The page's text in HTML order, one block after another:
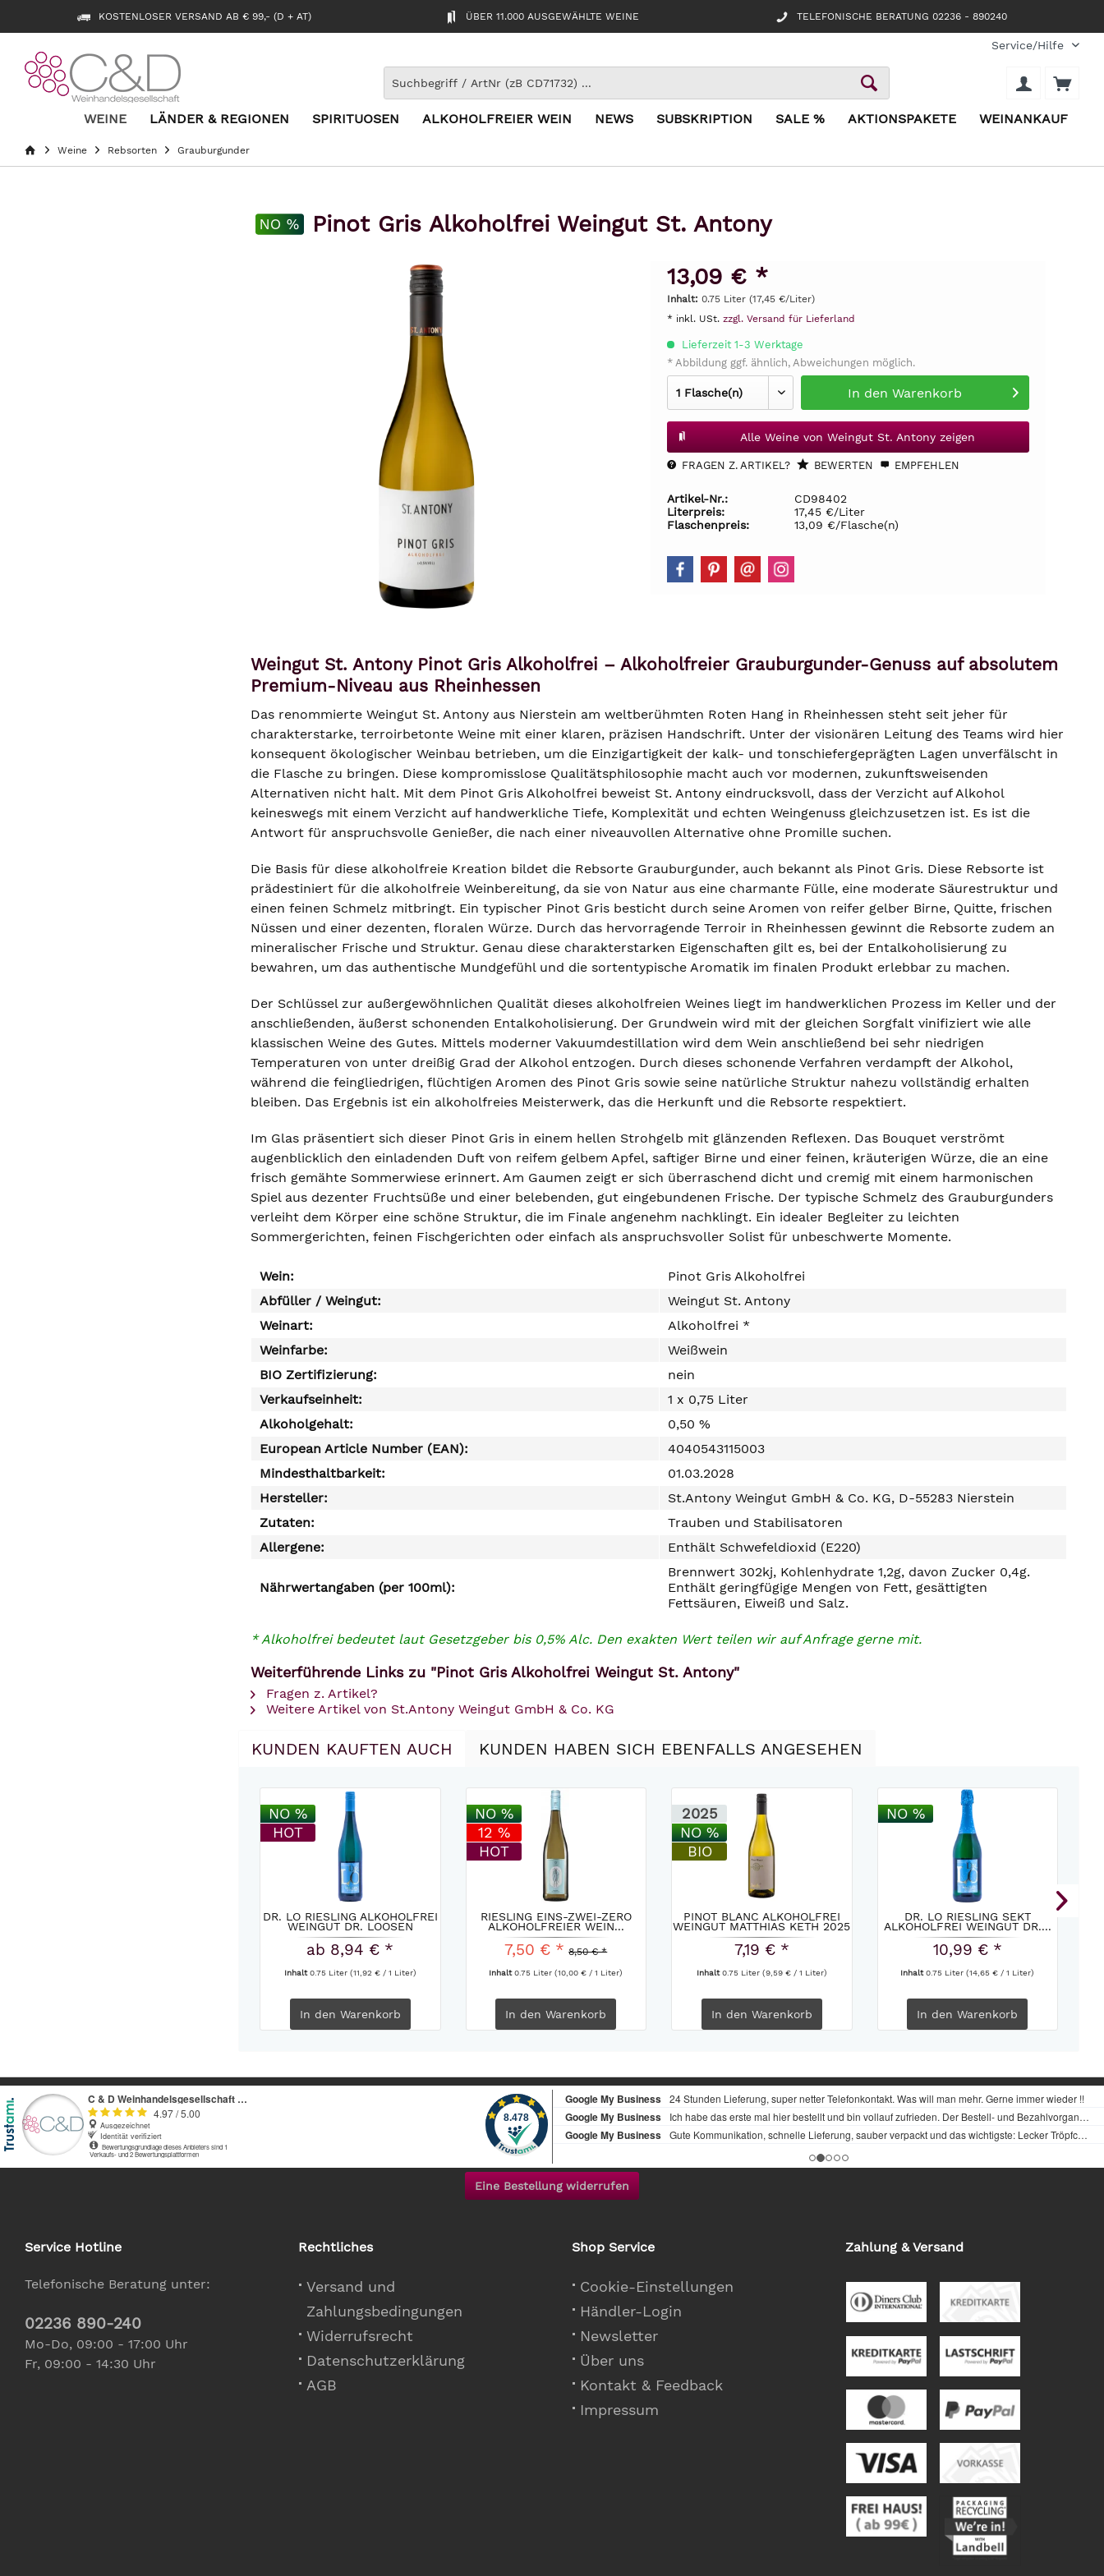
KOSTENLOSER VERSAND AB € 99,- (D + AT) ÜBER 11.000 AUSGEWÄHLTE WEINE TELEFONISCHE BERATUNG 02236 - 890240
Service/Hilfe
WEINE LÄNDER & REGIONEN SPIRITUOSEN ALKOHOLFREIER WEIN NEWS SUBSKRIPTION SALE % AKTIONSPAKETE WEINANKAUF
Weine Rebsorten Grauburgunder
Pinot Gris Alkoholfrei Weingut St. Antony
13,09 € *
Inhalt: 0.75 Liter (17,45 €/Liter)
* inkl. USt. zzgl. Versand für Lieferland
Lieferzeit 1-3 Werktage
* Abbildung ggf. ähnlich, Abweichungen möglich.
In den Warenkorb
Alle Weine von Weingut St. Antony zeigen
FRAGEN Z. ARTIKEL? BEWERTEN EMPFEHLEN
Artikel-Nr.:
CD98402
Literpreis:
17,45 €/Liter
Flaschenpreis:
13,09 €/Flasche(n)
Weingut St. Antony Pinot Gris Alkoholfrei – Alkoholfreier Grauburgunder-Genuss auf absolutem
Premium-Niveau aus Rheinhessen
Das renommierte Weingut St. Antony aus Nierstein am weltberühmten Roten Hang in Rheinhessen steht seit jeher für
charakterstarke, terroirbetonte Weine mit einer klaren, präzisen Handschrift. Unter der visionären Leitung des Teams wird hier
konsequent ökologischer Weinbau betrieben, um die Einzigartigkeit der kalk- und tonschiefergeprägten Lagen unverfälscht in
die Flasche zu bringen. Diese kompromisslose Qualitätsphilosophie macht auch vor modernen, zukunftsweisenden
Alternativen nicht halt. Mit dem Pinot Gris Alkoholfrei beweist St. Antony eindrucksvoll, dass der Verzicht auf Alkohol
keineswegs mit einem Verzicht auf handwerkliche Tiefe, Komplexität und echten Weingenuss gleichzusetzen ist. Es ist die
Antwort für anspruchsvolle Genießer, die nach einer niveauvollen Alternative ohne Promille suchen.
Die Basis für diese alkoholfreie Kreation bildet die Rebsorte Grauburgunder, auch bekannt als Pinot Gris. Diese Rebsorte ist
prädestiniert für die alkoholfreie Weinbereitung, da sie von Natur aus eine charmante Fülle, eine moderate Säurestruktur und
einen feinen Schmelz mitbringt. Ein typischer Pinot Gris besticht durch seine Aromen von reifer gelber Birne, Quitte, frischen
Nüssen und einer dezenten, floralen Würze. Durch das hervorragende Terroir in Rheinhessen gewinnt die Rebsorte zudem an
mineralischer Frische und Struktur. Genau diese charakterstarken Eigenschaften gilt es, bei der Entalkoholisierung zu
bewahren, um das authentische Mundgefühl und die sortentypische Aromatik im finalen Produkt erlebbar zu machen.
Der Schlüssel zur außergewöhnlichen Qualität dieses alkoholfreien Weines liegt im handwerklichen Prozess im Keller und der
anschließenden, äußerst schonenden Entalkoholisierung. Der Grundwein wird mit der gleichen Sorgfalt vinifiziert wie alle
klassischen Weine des Gutes. Mittels moderner Vakuumdestillation wird dem Wein anschließend bei sehr niedrigen
Temperaturen von unter dreißig Grad der Alkohol entzogen. Durch dieses schonende Verfahren verdampft der Alkohol,
während die feingliedrigen, flüchtigen Aromen des Pinot Gris sowie seine natürliche Struktur nahezu vollständig erhalten
bleiben. Das Ergebnis ist ein alkoholfreies Meisterwerk, das die Herkunft und die Rebsorte respektiert.
Im Glas präsentiert sich dieser Pinot Gris in einem hellen Strohgelb mit glänzenden Reflexen. Das Bouquet verströmt
augenblicklich den einladenden Duft von reifem gelbem Apfel, saftiger Birne und einer feinen, kräuterigen Würze, die an eine
frisch gemähte Sommerwiese erinnert. Am Gaumen zeigt er sich überraschend dicht und cremig mit einem harmonischen
Spiel aus dezenter Fruchtsüße und einer belebenden, gut eingebundenen Frische. Der typische Schmelz des Grauburgunders
verleiht dem Körper eine schöne Struktur, die im Finale angenehm nachklingt. Ein idealer Begleiter zu leichten
Sommergerichten, feinen Fischgerichten oder einfach als anspruchsvoller Solist für unbeschwerte Momente.
Wein:
Pinot Gris Alkoholfrei
Abfüller / Weingut:
Weingut St. Antony
Weinart:
Alkoholfrei *
Weinfarbe:
Weißwein
BIO Zertifizierung:
nein
Verkaufseinheit:
1 x 0,75 Liter
Alkoholgehalt:
0,50 %
European Article Number (EAN):
4040543115003
Mindesthaltbarkeit:
01.03.2028
Hersteller:
St.Antony Weingut GmbH & Co. KG, D-55283 Nierstein
Zutaten:
Trauben und Stabilisatoren
Allergene:
Enthält Schwefeldioxid (E220)
Nährwertangaben (per 100ml):
Brennwert 302kj, Kohlenhydrate 1,2g, davon Zucker 0,4g.
Enthält geringfügige Mengen von Fett, gesättigten
Fettsäuren, Eiweiß und Salz.
* Alkoholfrei bedeutet laut Gesetzgeber bis 0,5% Alc. Den exakten Wert teilen wir auf Anfrage gerne mit.
Weiterführende Links zu "Pinot Gris Alkoholfrei Weingut St. Antony"
Fragen z. Artikel?
Weitere Artikel von St.Antony Weingut GmbH & Co. KG
KUNDEN KAUFTEN AUCH KUNDEN HABEN SICH EBENFALLS ANGESEHEN
NO %
HOT
DR. LO RIESLING ALKOHOLFREI
WEINGUT DR. LOOSEN
ab 8,94 € *
Inhalt0.75 Liter (11,92 € / 1 Liter)
In den Warenkorb
NO %
12 %
HOT
RIESLING EINS-ZWEI-ZERO
ALKOHOLFREIER WEIN...
7,50 € * 8,50 € *
Inhalt0.75 Liter(10,00 € / 1 Liter)
In den Warenkorb
2025
NO %
BIO
PINOT BLANC ALKOHOLFREI
WEINGUT MATTHIAS KETH 2025
7,19 € *
Inhalt0.75 Liter (9,59 € / 1 Liter)
In den Warenkorb
NO %
DR. LO RIESLING SEKT
ALKOHOLFREI WEINGUT DR....
10,99 € *
Inhalt0.75 Liter(14,65 € / 1 Liter)
In den Warenkorb
Eine Bestellung widerrufen
Service Hotline
Telefonische Beratung unter:
02236 890-240
Mo-Do, 09:00 - 17:00 Uhr
Fr, 09:00 - 14:30 Uhr
Rechtliches
Versand und
Zahlungsbedingungen
Widerrufsrecht
Datenschutzerklärung
AGB
Shop Service
Cookie-Einstellungen
Händler-Login
Newsletter
Über uns
Kontakt & Feedback
Impressum
Zahlung & Versand